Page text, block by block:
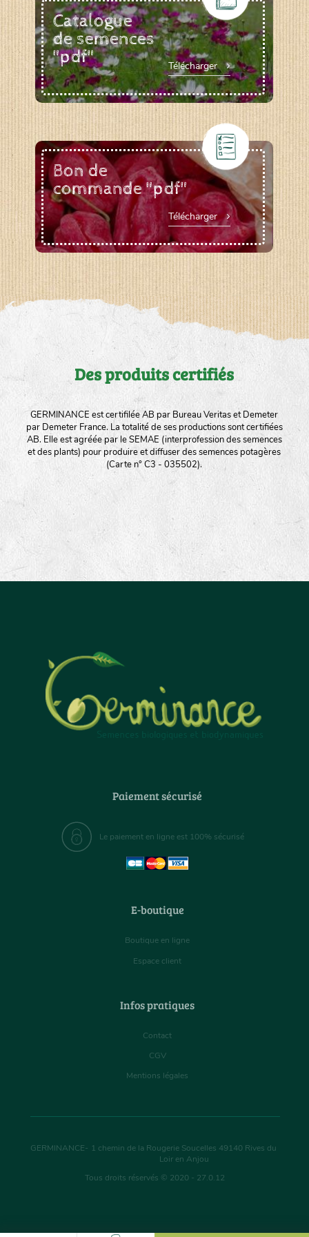
Catalogue
de semences
"pdf"
Télécharger
Bon de
commande "pdf"
Télécharger
Des produits certifiés
GERMINANCE est certifilée AB par Bureau Veritas et Demeter
par Demeter France. La totalité de ses productions sont certifiées
AB. Elle est agréée par le SEMAE (interprofession des semences
et des plants) pour produire et diffuser des semences potagères
(Carte n° C3 - 035502).
Paiement sécurisé
Le paiement en ligne est 100% sécurisé
E-boutique
Boutique en ligne
Espace client
Infos pratiques
Contact
CGV
Mentions légales
GERMINANCE- 1 chemin de la Rougerie Soucelles 49140 Rives du
Loir en Anjou
Tous droits réservés © 2020 - 27.0.12